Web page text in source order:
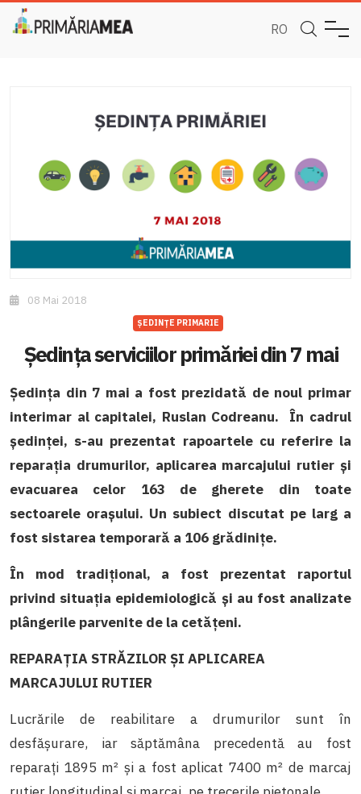
RO
08 Mai 2018
ȘEDINȚE PRIMARIE
Şedinţa serviciilor primăriei din 7 mai
Şedinţa din 7 mai a fost prezidată de noul primar
interimar al capitalei, Ruslan Codreanu.În cadrul
şedinţei, s-au prezentat rapoartele cu referire la
reparaţia drumurilor, aplicarea marcajului rutier şi
evacuarea celor 163 de gherete din toate
sectoarele oraşului. Un subiect discutat pe larg a
fost sistarea temporară a 106 grădiniţe.
În mod tradițional, a fost prezentat raportul
privind situația epidemiologică şi au fost analizate
plângerile parvenite de la cetăţeni.
REPARAŢIA STRĂZILOR ŞI APLICAREA
MARCAJULUI RUTIER
Lucrările de reabilitare a drumurilor sunt în
desfăşurare, iar săptămâna precedentă au fost
reparaţi 1895 m² şi a fost aplicat 7400 m² de marcaj